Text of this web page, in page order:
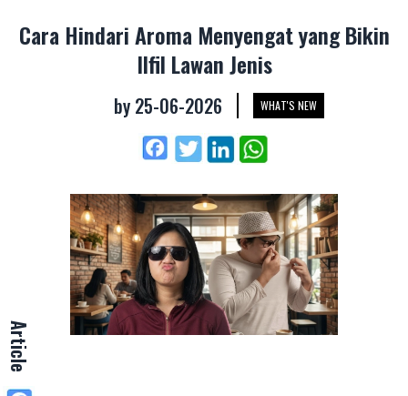
Cara Hindari Aroma Menyengat yang Bikin
Ilfil Lawan Jenis
by 25-06-2026 WHAT'S NEW
Article